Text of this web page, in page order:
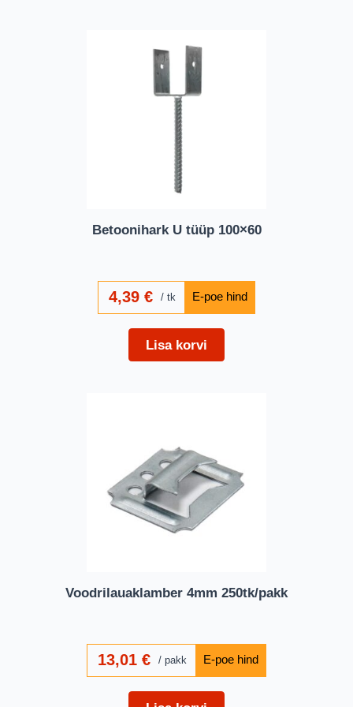
Betoonihark U tüüp 100×60
4,39€ tk
Lisa korvi
Voodrilauaklamber 4mm 250tk/pakk
13,01€ pakk